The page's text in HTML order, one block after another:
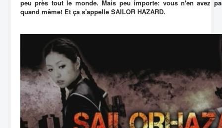
peu près tout le monde. Mais peu importe: vous n'en avez
quand même! Et ça s'appelle SAILOR HAZARD.